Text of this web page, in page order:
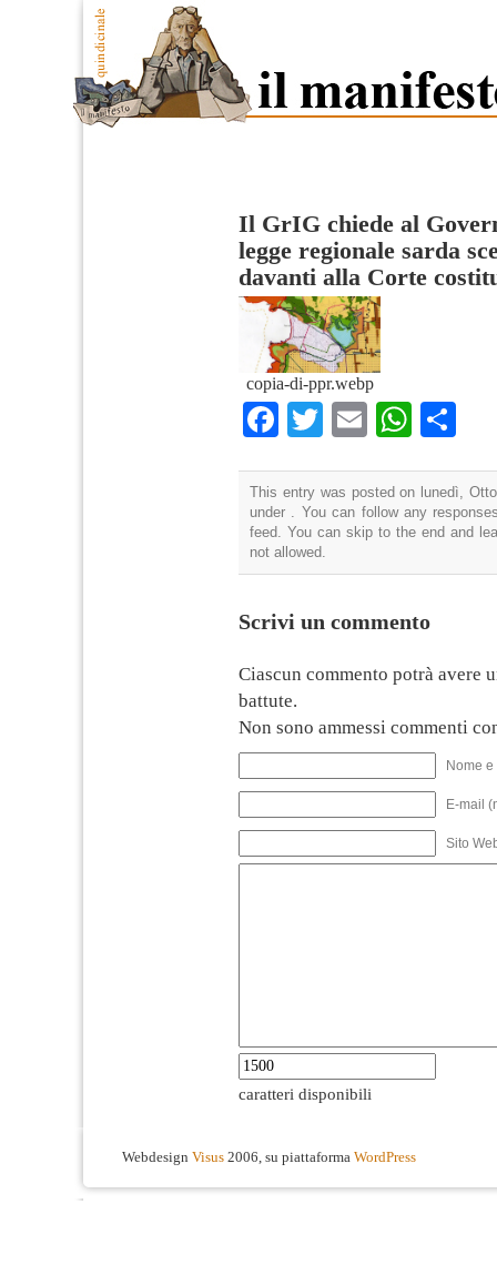
Il GrIG chiede al
legge regionale sarda
davanti alla Corte
copia-di-ppr.webp
Facebook
TwitterEmail
This entry was posted on lunedì,
under . You can follow any
feed. You can skip to the end and
not allowed.
Scrivi un commento
Ciascun commento potrà avere
battute.
Non sono ammessi commenti
Nome
E-mail
Sito
caratteri disponibili
Webdesign Visus 2006, su piattaforma WordPress